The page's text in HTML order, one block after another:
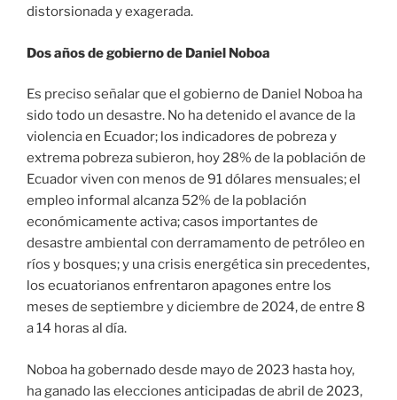
distorsionada y exagerada.
Dos años de gobierno de Daniel Noboa
Es preciso señalar que el gobierno de Daniel Noboa ha
sido todo un desastre. No ha detenido el avance de la
violencia en Ecuador; los indicadores de pobreza y
extrema pobreza subieron, hoy 28% de la población de
Ecuador viven con menos de 91 dólares mensuales; el
empleo informal alcanza 52% de la población
económicamente activa; casos importantes de
desastre ambiental con derramamento de petróleo en
ríos y bosques; y una crisis energética sin precedentes,
los ecuatorianos enfrentaron apagones entre los
meses de septiembre y diciembre de 2024, de entre 8
a 14 horas al día.
Noboa ha gobernado desde mayo de 2023 hasta hoy,
ha ganado las elecciones anticipadas de abril de 2023,